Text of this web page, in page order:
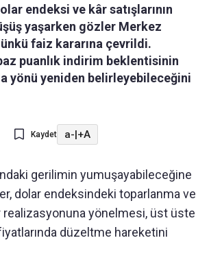
endeksi ve kâr satışlarının
yaşarken gözler Merkez
faiz kararına çevrildi.
puanlık indirim beklentisinin
yönü yeniden belirleyebileceğini
Kaydet a-|+A
gerilimin yumuşayabileceğine
dolar endeksindeki toparlanma ve
realizasyonuna yönelmesi, üst üste
düzeltme hareketini